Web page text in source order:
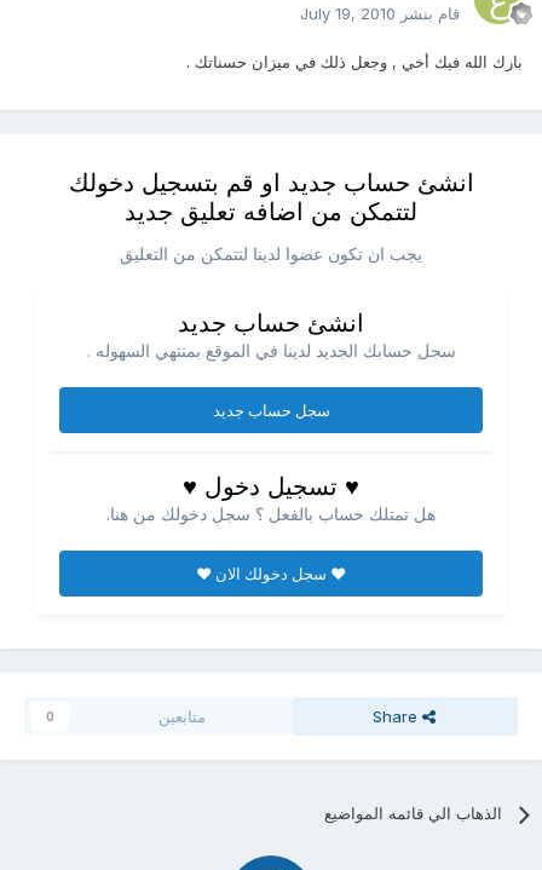
قام بنشر July 19, 2010
بارك الله فيك أخي , وجعل ذلك في ميزان حسناتك .
انشئ حساب جديد او قم بتسجيل دخولك
لتتمكن من اضافه تعليق جديد
يجب ان تكون عضوا لدينا لتتمكن من التعليق
انشئ حساب جديد
سجل حسابك الجديد لدينا في الموقع بمنتهي السهوله .
سجل حساب جديد
♥ تسجيل دخول ♥
هل تمتلك حساب بالفعل ؟ سجل دخولك من هنا.
♥ سجل دخولك الان ♥
Share متابعين 0
الذهاب الي قائمه المواضيع